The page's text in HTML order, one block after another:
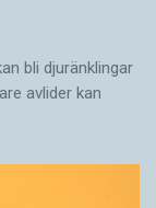
bli djuränklingar
avlider kan